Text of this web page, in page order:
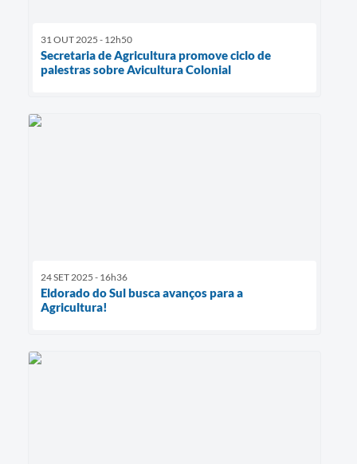
31 OUT 2025 - 12h50
Secretaria de Agricultura promove ciclo de
palestras sobre Avicultura Colonial
24 SET 2025 - 16h36
Eldorado do Sul busca avanços para a
Agricultura!